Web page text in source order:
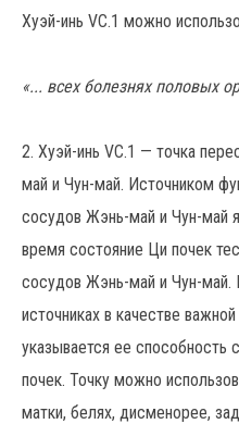
Хуэй-инь VC.1 можно
«... всех болезнях половых
2. Хуэй-инь VC.1 — точка
май и Чун-май. Источником
сосудов Жэнь-май и Чун-май
время состояние Ци почек
сосудов Жэнь-май и Чун-май.
источниках в качестве
указывается ее способность
почек. Точку можно
матки, белях, дисменорее,